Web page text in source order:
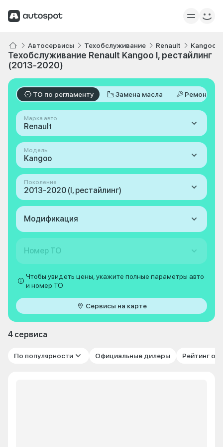
Автосервисы Техобслуживание Renault Kangoo
Техобслуживание Renault Kangoo I, рестайлинг
(2013-2020)
ТО по регламенту Замена масла Ремонт
Марка авто
Renault
Модель
Kangoo
Поколение
2013-2020 (I, рестайлинг)
Модификация
Номер ТО
Чтобы увидеть цены, укажите полные параметры авто
и номер ТО
Сервисы на карте
4 сервиса
По популярности Официальные дилеры Рейтинг